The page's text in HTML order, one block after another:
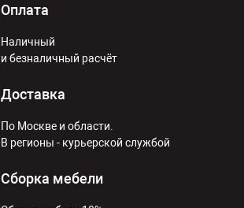
Оплата
Наличный
и безналичный расчёт
Доставка
По Москве и области.
В регионы - курьерской службой
Сборка мебели